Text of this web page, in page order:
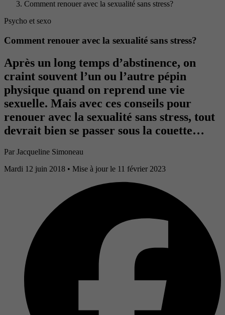
Comment renouer avec la sexualité sans stress?
Psycho et sexo
Comment renouer avec la sexualité sans stress?
Après un long temps d’abstinence, on
craint souvent l’un ou l’autre pépin
physique quand on reprend une vie
sexuelle. Mais avec ces conseils pour
renouer avec la sexualité sans stress, tout
devrait bien se passer sous la couette…
Par Jacqueline Simoneau
Mardi 12 juin 2018 • Mise à jour le 11 février 2023